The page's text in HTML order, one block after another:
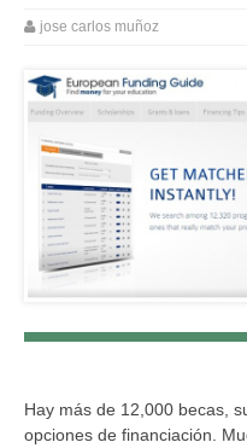
jose carlos muñoz
Hay más de 12,000 becas,
opciones de financiación.